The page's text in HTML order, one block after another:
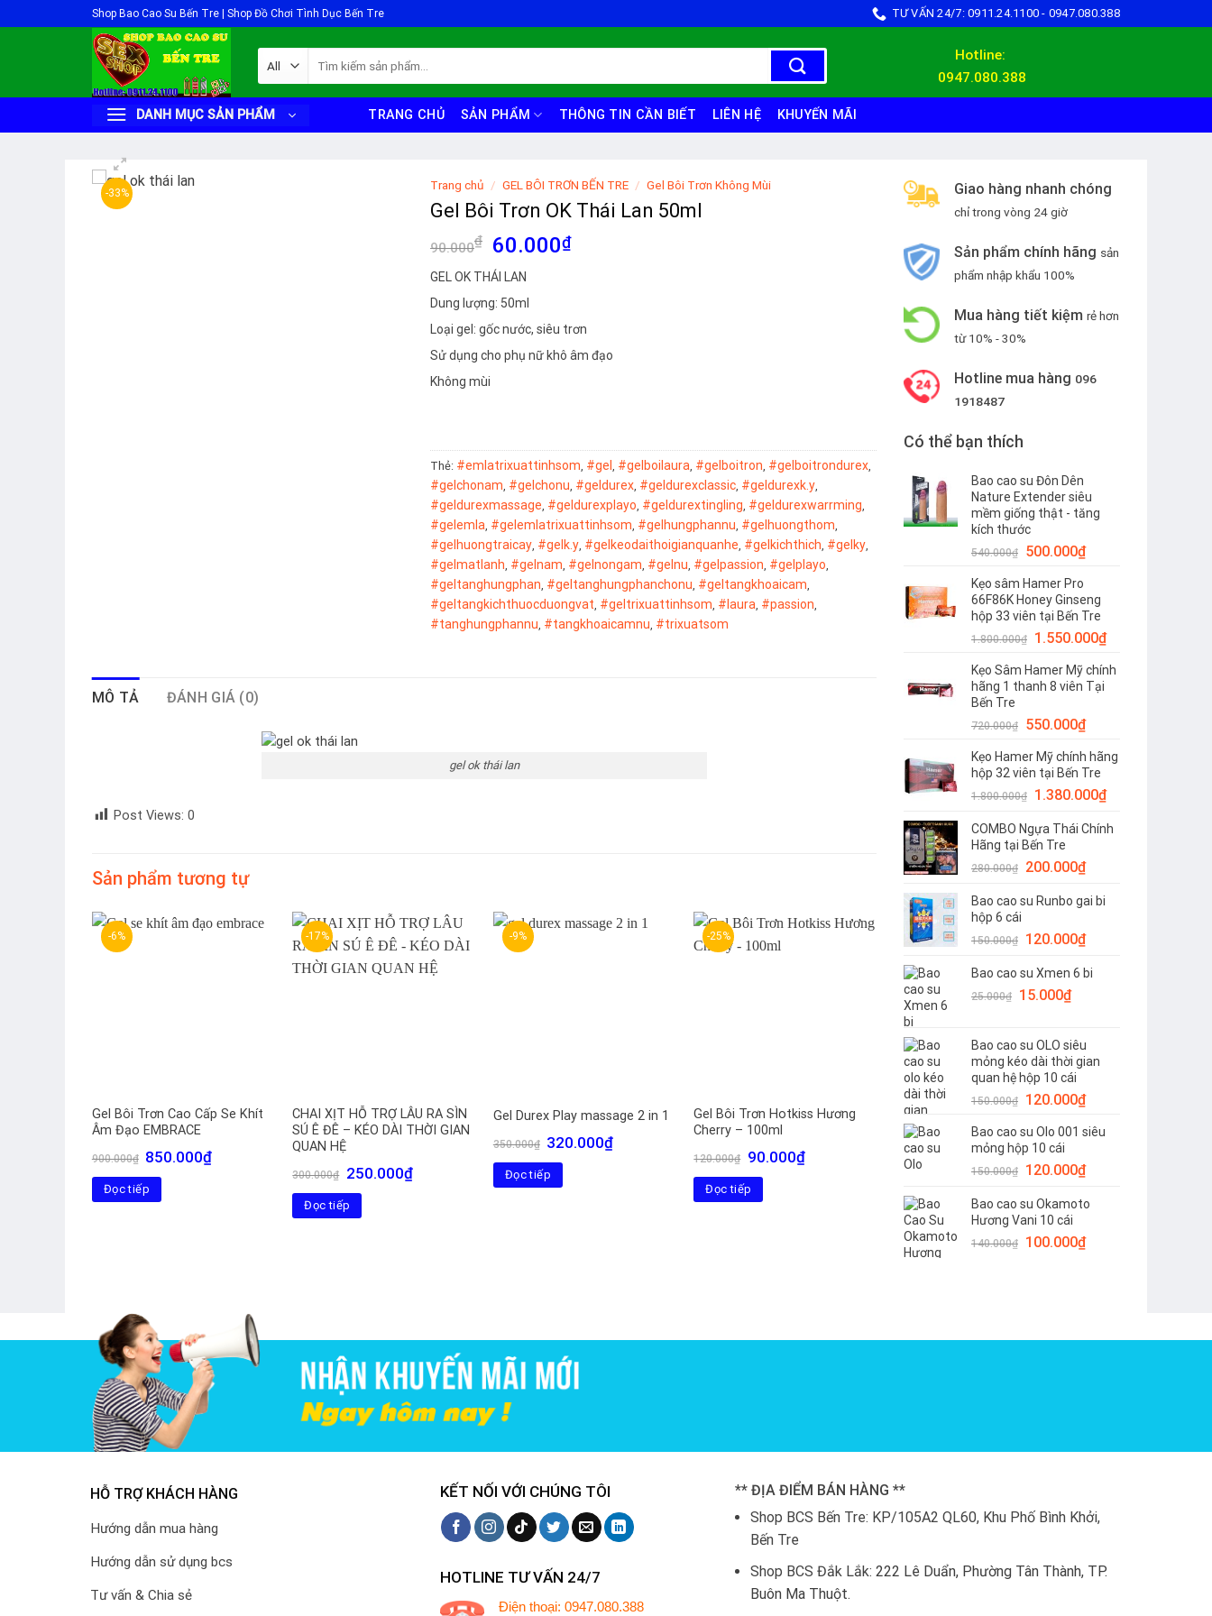
to
Shop Bao Cao Su Bến Tre | Shop Đồ Chơi Tình Dục Bến Tre TƯ VẤN 24/7: 0911.24.1100 - 0947.080.388
Hotline:
0947.080.388
DANH MỤC SẢN PHẨM TRANG CHỦ SẢN PHẨM THÔNG TIN CẦN BIẾT LIÊN HỆ KHUYẾN MÃI
Giao hàng nhanh chóng
chỉ trong vòng 24 giờ
Sản phẩm chính hãng sản
phẩm nhập khẩu 100%
Mua hàng tiết kiệm rẻ hơn
từ 10% - 30%
Hotline mua hàng 096
1918487
Có thể bạn thích
Bao cao su Đôn Dên
Nature Extender siêu
mềm giống thật - tăng
kích thước
540.000₫
Giá
là:
540.000₫.
500.000₫Giá
là:
500.000₫.
Kẹo sâm Hamer Pro
66F86K Honey Ginseng
hộp 33 viên tại Bến Tre
1.800.000₫
Giá
là:
1.800.000₫.
1.550.000₫Giá
tại
Kẹo Sâm Hamer Mỹ chính
hãng 1 thanh 8 viên Tại
Bến Tre
720.000₫
Giá
là:
720.000₫.
550.000₫Giá
tại
là:
550.000₫.
Kẹo Hamer Mỹ chính hãng
hộp 32 viên tại Bến Tre
1.800.000₫
Giá
là:
1.800.000₫.
1.380.000₫Giá
tại
COMBO Ngựa Thái Chính
Hãng tại Bến Tre
280.000₫
Giá
là:
200.000₫Giá
tại
200.000₫.
Bao cao su Runbo gai bi
hộp 6 cái
150.000₫
Giá
là:
150.000₫.
120.000₫Giá
tại
Bao cao su Xmen 6 bi
25.000₫
Giá
25.000₫.
15.000₫Giá
là:
15.000₫.
Bao cao su OLO siêu
mỏng kéo dài thời gian
quan hệ hộp 10 cái
150.000₫
Giá
là:
150.000₫.
120.000₫Giá
tại
120.000₫.
Bao cao su Olo 001 siêu
mỏng hộp 10 cái
150.000₫
Giá
là:
150.000₫.
120.000₫Giá
tại
120.000₫.
Bao cao su Okamoto
Hương Vani 10 cái
140.000₫
Giá
100.000₫Giá
-33%
Trang chủ / GEL BÔI TRƠN BẾN TRE / Gel Bôi Trơn Không Mùi
Gel Bôi Trơn OK Thái Lan 50ml
90.000₫
Giá
gốc
là:
90.000₫.
60.000₫Giá
60.000₫.
GEL OK THÁI LAN
Dung lượng: 50ml
Loại gel: gốc nước, siêu trơn
Sử dụng cho phụ nữ khô âm đạo
Không mùi
Thẻ: #emlatrixuattinhsom #gel #gelboilaura #gelboitron #gelboitrondurex
#gelchonam #gelchonu #geldurex #geldurexclassic #geldurexk.y
#geldurexmassage #geldurexplayo #geldurextingling #geldurexwarrming
#gelemla #gelemlatrixuattinhsom #gelhungphannu #gelhuongthom
#gelhuongtraicay #gelk.y #gelkeodaithoigianquanhe #gelkichthich #gelky
#gelmatlanh #gelnam #gelnongam #gelnu #gelpassion #gelplayo
#geltanghungphan #geltanghungphanchonu #geltangkhoaicam
#geltangkichthuocduongvat #geltrixuattinhsom #laura #passion
#tanghungphannu #tangkhoaicamnu #trixuatsom
MÔ TẢ ĐÁNH GIÁ (0)
gel ok thái lan
Post Views: 0
Sản phẩm tương tự
-6%
Gel Bôi Trơn Cao Cấp Se Khít
Âm Đạo EMBRACE
900.000₫ Giá
gốc
là:
900.000₫.
850.000₫Giá
Đọc tiếp
-17%
CHAI XỊT HỖ TRỢ LÂU RA SÌN
SÚ Ê ĐÊ – KÉO DÀI THỜI GIAN
QUAN HỆ
300.000₫
Giá
gốc
là:
300.000₫.
250.000₫Giá
hiện
Đọc tiếp
-9%
Gel Durex Play massage 2 in 1
350.000₫ Giá
gốc
là:
350.000₫.
320.000₫Giá
Đọc tiếp
-25%
Gel Bôi Trơn Hotkiss Hương
Cherry – 100ml
120.000₫
Giá
gốc
là:
120.000₫.
90.000₫Giá
hiện
Đọc tiếp
HỖ TRỢ KHÁCH HÀNG
Hướng dẫn mua hàng
Hướng dẫn sử dụng bcs
Tư vấn & Chia sẻ
KẾT NỐI VỚI CHÚNG TÔI
HOTLINE TƯ VẤN 24/7
Điện thoại: 0947.080.388
** ĐỊA ĐIỂM BÁN HÀNG **
Shop BCS Bến Tre: KP/105A2 QL60, Khu Phố Bình Khởi,
Bến Tre
Shop BCS Đắk Lắk: 222 Lê Duẩn, Phường Tân Thành, TP.
Buôn Ma Thuột.